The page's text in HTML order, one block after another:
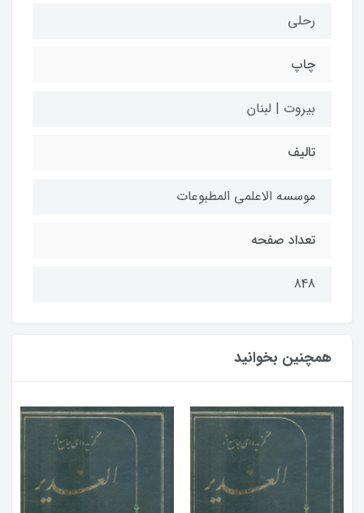
رحلی
چاپ
بیروت | لبنان
تالیف
موسسه الاعلمی المطبوعات
تعداد صفحه
848
همچنین بخوانید